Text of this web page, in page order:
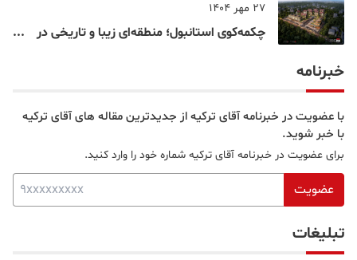
27 مهر 1404
چکمه‌کوی استانبول؛ منطقه‌ای زیبا و تاریخی در
خبرنامه
با عضویت در خبرنامه آقای ترکیه از جدیدترین مقاله های آقای ترکیه
با خبر شوید.
برای عضویت در خبرنامه آقای ترکیه شماره خود را وارد کنید.
عضویت
تبلیغات